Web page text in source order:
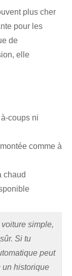
plus cher
pour les
de
elle
coups ni
comme à
chaud
simple,
Si tu
peut
un historique